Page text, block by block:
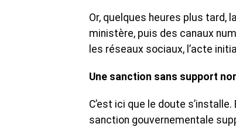
Or, quelques heures plus tard,
ministère, puis des canaux
les réseaux sociaux, l’acte
Une sanction sans support
C’est ici que le doute
sanction gouvernementale